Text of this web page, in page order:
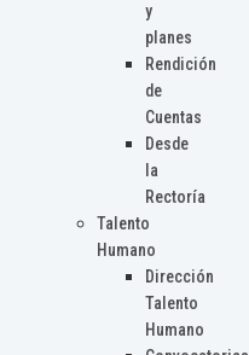
y
planes
Rendición
de
Cuentas
Desde
la
Rectoría
Talento
Humano
Dirección
Talento
Humano